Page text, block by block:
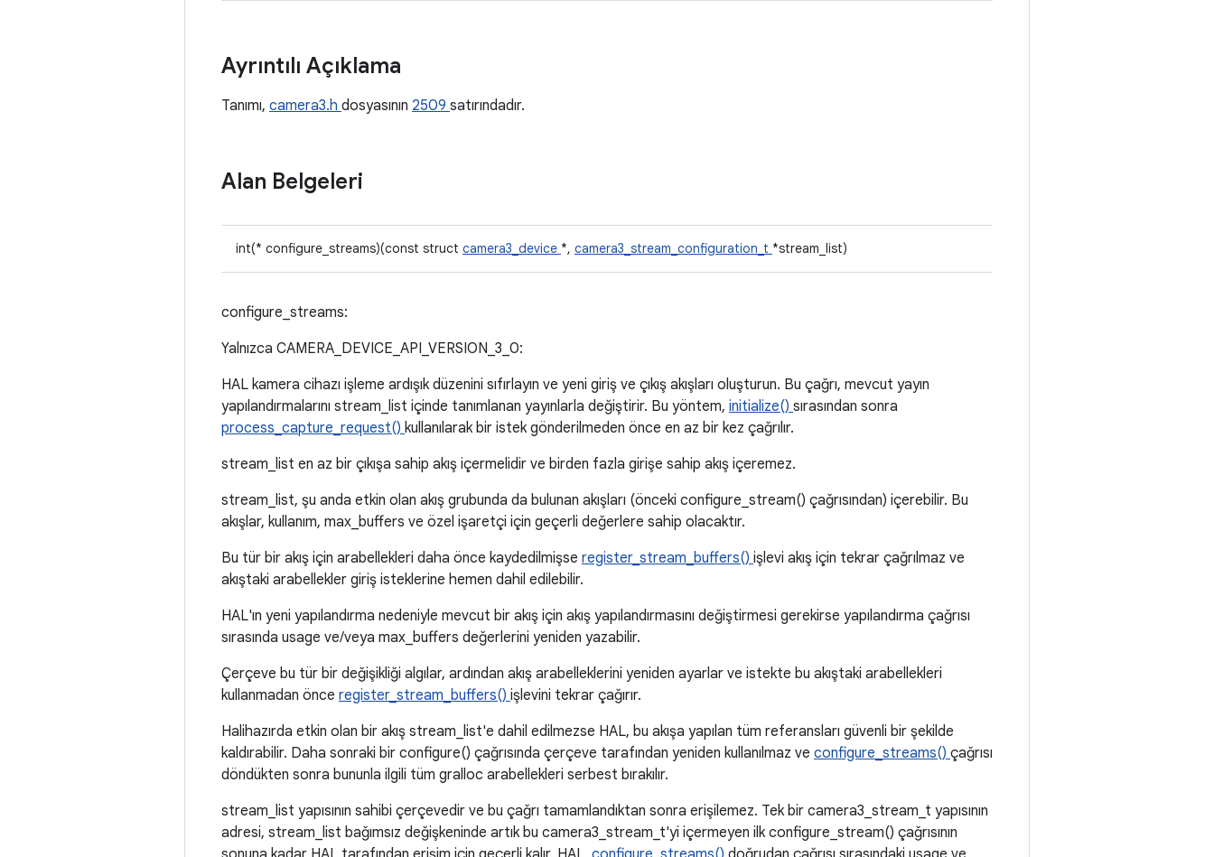
Ayrıntılı Açıklama
Tanımı, camera3.h dosyasının 2509 satırındadır.
Alan Belgeleri
int(* configure_streams)(const struct camera3_device *, camera3_stream_configuration_t *stream_list)
configure_streams:
Yalnızca CAMERA_DEVICE_API_VERSION_3_0:
HAL kamera cihazı işleme ardışık düzenini sıfırlayın ve yeni giriş ve çıkış akışları oluşturun. Bu çağrı, mevcut yayın
yapılandırmalarını stream_list içinde tanımlanan yayınlarla değiştirir. Bu yöntem, initialize() sırasından sonra
process_capture_request() kullanılarak bir istek gönderilmeden önce en az bir kez çağrılır.
stream_list en az bir çıkışa sahip akış içermelidir ve birden fazla girişe sahip akış içeremez.
stream_list, şu anda etkin olan akış grubunda da bulunan akışları (önceki configure_stream() çağrısından) içerebilir. Bu
akışlar, kullanım, max_buffers ve özel işaretçi için geçerli değerlere sahip olacaktır.
Bu tür bir akış için arabellekleri daha önce kaydedilmişse register_stream_buffers() işlevi akış için tekrar çağrılmaz ve
akıştaki arabellekler giriş isteklerine hemen dahil edilebilir.
HAL'ın yeni yapılandırma nedeniyle mevcut bir akış için akış yapılandırmasını değiştirmesi gerekirse yapılandırma çağrısı
sırasında usage ve/veya max_buffers değerlerini yeniden yazabilir.
Çerçeve bu tür bir değişikliği algılar, ardından akış arabelleklerini yeniden ayarlar ve istekte bu akıştaki arabellekleri
kullanmadan önce register_stream_buffers() işlevini tekrar çağırır.
Halihazırda etkin olan bir akış stream_list'e dahil edilmezse HAL, bu akışa yapılan tüm referansları güvenli bir şekilde
kaldırabilir. Daha sonraki bir configure() çağrısında çerçeve tarafından yeniden kullanılmaz ve configure_streams() çağrısı
döndükten sonra bununla ilgili tüm gralloc arabellekleri serbest bırakılır.
stream_list yapısının sahibi çerçevedir ve bu çağrı tamamlandıktan sonra erişilemez. Tek bir camera3_stream_t yapısının
adresi, stream_list bağımsız değişkeninde artık bu camera3_stream_t'yi içermeyen ilk configure_stream() çağrısının